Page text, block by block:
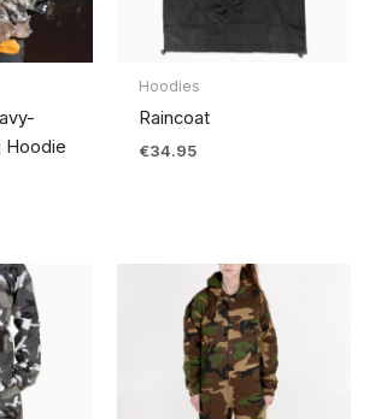
Hoodie
Hoodies
Raincoat
€34.95